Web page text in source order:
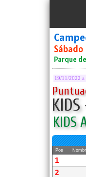
Parque
19/11/2022 a
KIDS
Pos
1
2